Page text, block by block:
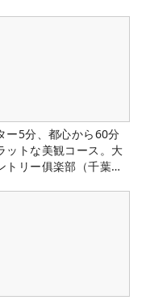
ー5分、都心から60分
ットな美観コース。大
トリー俱楽部（千葉